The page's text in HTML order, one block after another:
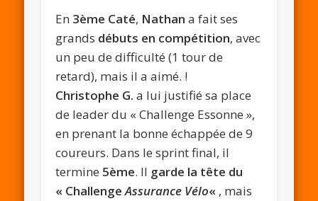
En 3ème Caté, Nathan a fait ses
grands débuts en compétition, avec
un peu de difficulté (1 tour de
retard), mais il a aimé. !
Christophe G. a lui justifié sa place
de leader du « Challenge Essonne »,
en prenant la bonne échappée de 9
coureurs. Dans le sprint final, il
termine 5ème. Il garde la tête du
« ChallengeAssurance Vélo« , mais